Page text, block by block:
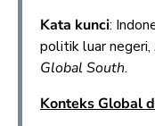
Kata kunci:
politik luar negeri,
Global South.
Konteks Global